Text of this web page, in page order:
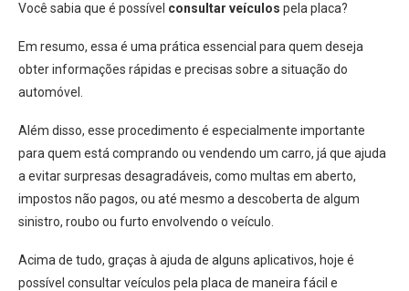
Você sabia que é possível consultar veículos pela placa?
Em resumo, essa é uma prática essencial para quem deseja
obter informações rápidas e precisas sobre a situação do
automóvel.
Além disso, esse procedimento é especialmente importante
para quem está comprando ou vendendo um carro, já que ajuda
a evitar surpresas desagradáveis, como multas em aberto,
impostos não pagos, ou até mesmo a descoberta de algum
sinistro, roubo ou furto envolvendo o veículo.
Acima de tudo, graças à ajuda de alguns aplicativos, hoje é
possível consultar veículos pela placa de maneira fácil e